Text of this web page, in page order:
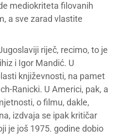
mediokriteta filovanih
a sve zarad vlastite
riječ, recimo, to je
i Igor Mandić. U
književnosti, na pamet
Ranicki. U Americi, pak, a
o filmu, dakle,
izdvaja se ipak kritičar
je još 1975. godine dobio